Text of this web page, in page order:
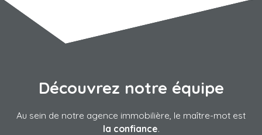
Découvrez notre équipe
Au sein de notre agence immobilière, le maître-mot est
la confiance.